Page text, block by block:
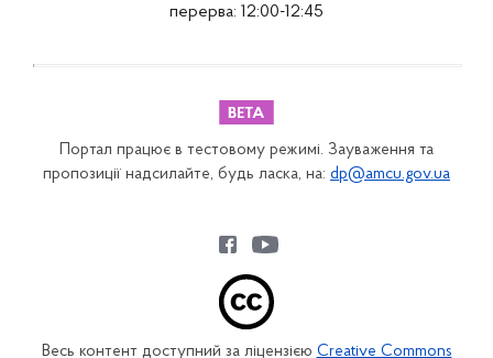
перерва: 12:00-12:45
Портал працює в тестовому режимі. Зауваження та
пропозиції надсилайте, будь ласка, на: dp@amcu.gov.ua
Весь контент доступний за ліцензією Creative Commons